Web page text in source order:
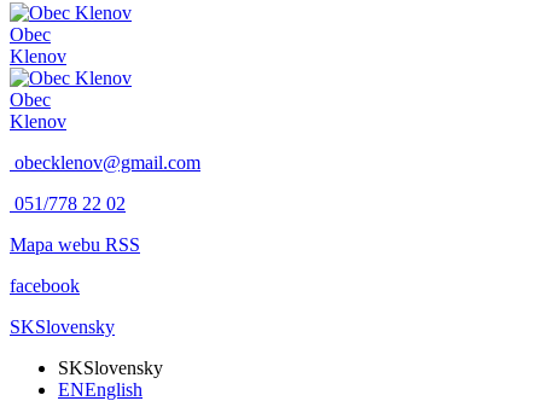
Obec
Klenov
Obec
Klenov
obecklenov@gmail.com
051/778 22 02
Mapa webu RSS
facebook
SKSlovensky
SKSlovensky
ENEnglish